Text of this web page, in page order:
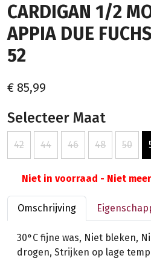
CARDIGAN 1/2
APPIA DUE
52
€ 85,99
Selecteer Maat
42 44 46 48 50
Niet in voorraad - Niet
Omschrijving
30°C fijne was, Niet bleken,
drogen, Strijken op lage